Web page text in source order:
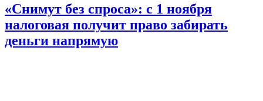
«Снимут без спроса»: с 1 ноября
налоговая получит право забирать
деньги напрямую